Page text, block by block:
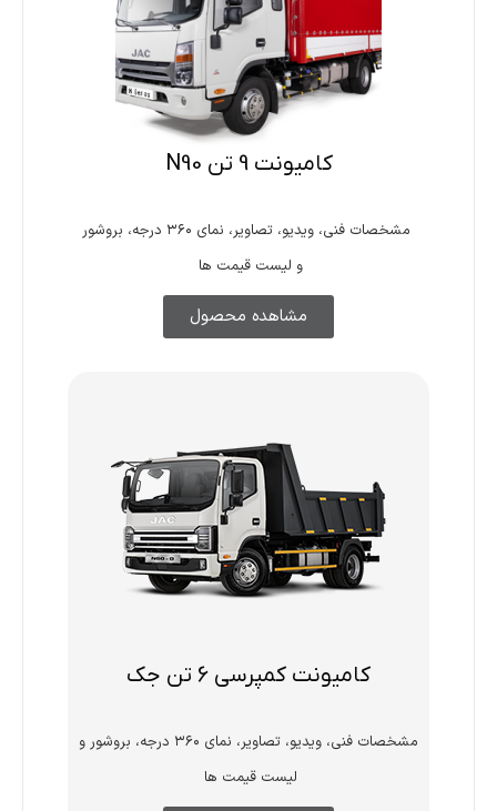
کامیونت 9 تن N90
مشخصات فنی، ویدیو، تصاویر، نمای ۳۶۰ درجه، بروشور
و لیست قیمت ها
مشاهده محصول
کامیونت کمپرسی 6 تن جک
مشخصات فنی، ویدیو، تصاویر، نمای ۳۶۰ درجه، بروشور و
لیست قیمت ها